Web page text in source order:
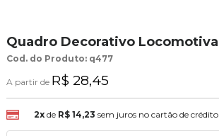
Quadro Decorativo Locomotiva
Cod. do Produto: q477
A partir de R$ 28,45
2xde R$ 14,23 sem juros no cartão de crédito